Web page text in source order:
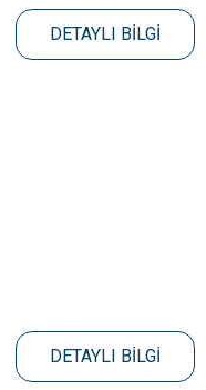
DETAYLI BİLGİ
DETAYLI BİLGİ